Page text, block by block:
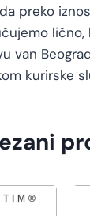
preko
lično,
van
kurirske